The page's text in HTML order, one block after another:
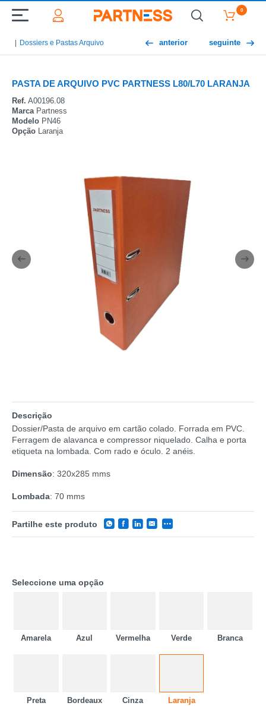
0
Dossiers e Pastas Arquivo anterior seguinte
PASTA DE ARQUIVO PVC PARTNESS L80/L70 LARANJA
Ref. A00196.08
MarcaPartness
Modelo PN46
Opção Laranja
Descrição
Dossier/Pasta de arquivo em cartão colado. Forrada em PVC.
Ferragem de alavanca e compressor niquelado. Calha e porta
etiqueta na lombada. Com rado e óculo. 2 anéis.
Dimensão: 320x285 mms
Lombada: 70 mms
Partilhe este produto
Seleccione uma opção
Amarela Azul Vermelha Verde Branca
Preta Bordeaux Cinza Laranja